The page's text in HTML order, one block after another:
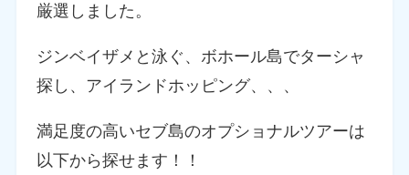
厳選しました。
ジンベイザメと泳ぐ、ボホール島でターシャ
探し、アイランドホッピング、、、
満足度の高いセブ島のオプショナルツアーは
以下から探せます！！